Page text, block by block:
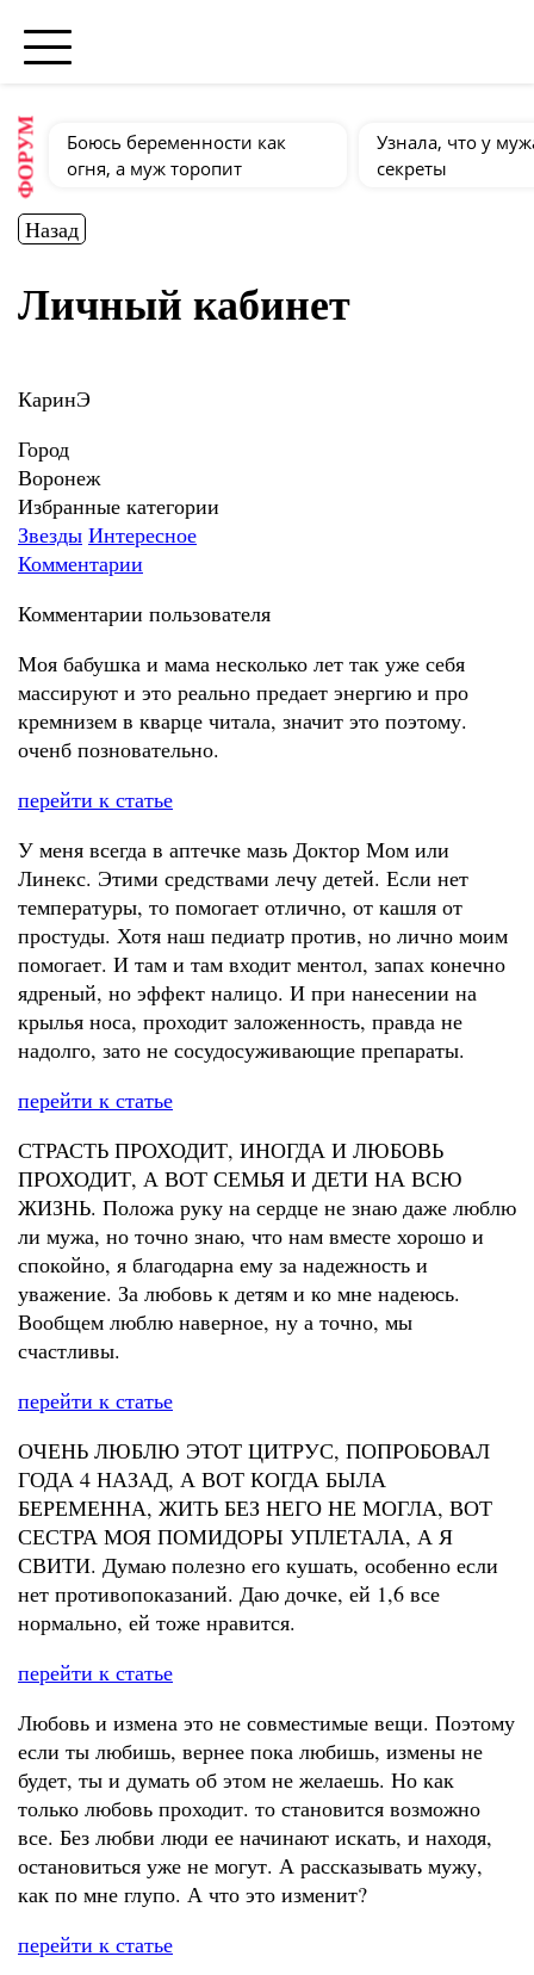
ФОРУМ
Боюсь беременности как
огня, а муж торопит
Узнала, что у
секреты
Назад
Личный кабинет
КаринЭ
Город
Воронеж
Избранные категории
Звезды Интересное
Комментарии
Комментарии пользователя
Моя бабушка и мама несколько лет так уже себя
массируют и это реально предает энергию и про
кремнизем в кварце читала, значит это поэтому.
оченб позновательно.
перейти к статье
У меня всегда в аптечке мазь Доктор Мом или
Линекс. Этими средствами лечу детей. Если нет
температуры, то помогает отлично, от кашля от
простуды. Хотя наш педиатр против, но лично моим
помогает. И там и там входит ментол, запах конечно
ядреный, но эффект налицо. И при нанесении на
крылья носа, проходит заложенность, правда не
надолго, зато не сосудосуживающие препараты.
перейти к статье
СТРАСТЬ ПРОХОДИТ, ИНОГДА И ЛЮБОВЬ
ПРОХОДИТ, А ВОТ СЕМЬЯ И ДЕТИ НА ВСЮ
ЖИЗНЬ. Положа руку на сердце не знаю даже люблю
ли мужа, но точно знаю, что нам вместе хорошо и
спокойно, я благодарна ему за надежность и
уважение. За любовь к детям и ко мне надеюсь.
Вообщем люблю наверное, ну а точно, мы
счастливы.
перейти к статье
ОЧЕНЬ ЛЮБЛЮ ЭТОТ ЦИТРУС, ПОПРОБОВАЛ
ГОДА 4 НАЗАД, А ВОТ КОГДА БЫЛА
БЕРЕМЕННА, ЖИТЬ БЕЗ НЕГО НЕ МОГЛА, ВОТ
СЕСТРА МОЯ ПОМИДОРЫ УПЛЕТАЛА, А Я
СВИТИ. Думаю полезно его кушать, особенно если
нет противопоказаний. Даю дочке, ей 1,6 все
нормально, ей тоже нравится.
перейти к статье
Любовь и измена это не совместимые вещи. Поэтому
если ты любишь, вернее пока любишь, измены не
будет, ты и думать об этом не желаешь. Но как
только любовь проходит. то становится возможно
все. Без любви люди ее начинают искать, и находя,
остановиться уже не могут. А рассказывать мужу,
как по мне глупо. А что это изменит?
перейти к статье